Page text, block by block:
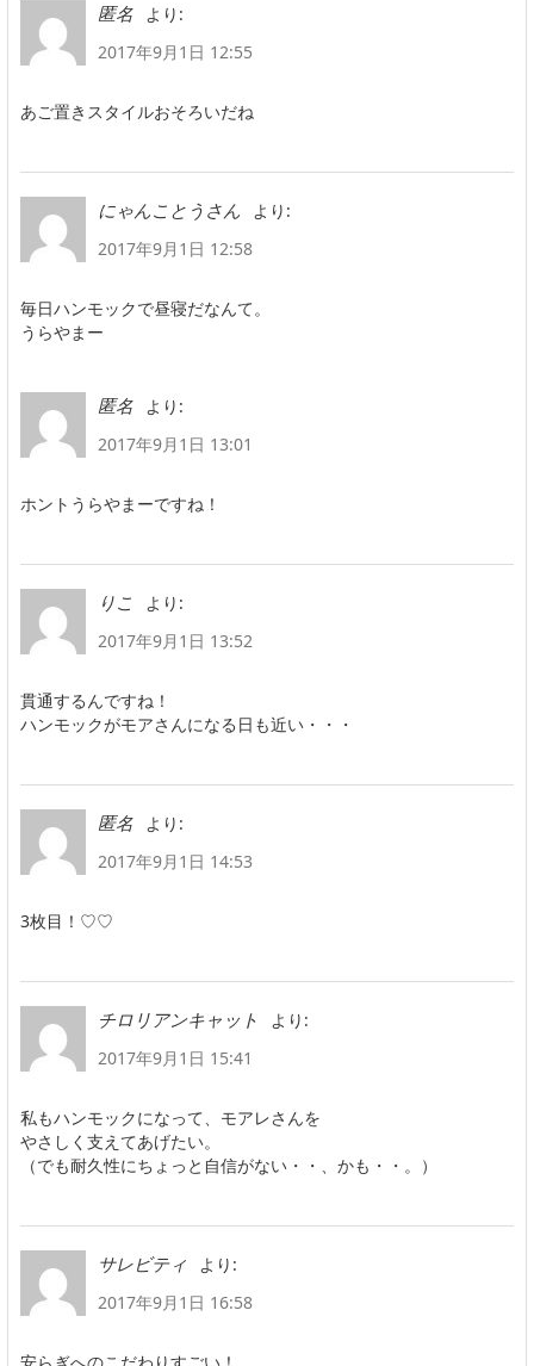
匿名
より:
2017年9月1日 12:55
あご置きスタイルおそろいだね
にゃんことうさん
より:
2017年9月1日 12:58
毎日ハンモックで昼寝だなんて。
うらやまー
匿名
より:
2017年9月1日 13:01
ホントうらやまーですね！
りこ
より:
2017年9月1日 13:52
貫通するんですね！
ハンモックがモアさんになる日も近い・・・
匿名
より:
2017年9月1日 14:53
3枚目！♡♡
チロリアンキャット
より:
2017年9月1日 15:41
私もハンモックになって、モアレさんを
やさしく支えてあげたい。
（でも耐久性にちょっと自信がない・・、かも・・。）
サレビティ
より:
2017年9月1日 16:58